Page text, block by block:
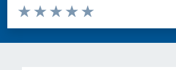
Valuta da 1 a 5 stelle la pagina
Valuta 5 stelle su 5
Valuta 4 stelle su 5
Valuta 3 stelle su 5
Valuta 2 stelle su 5
Valuta 1 stelle su 5